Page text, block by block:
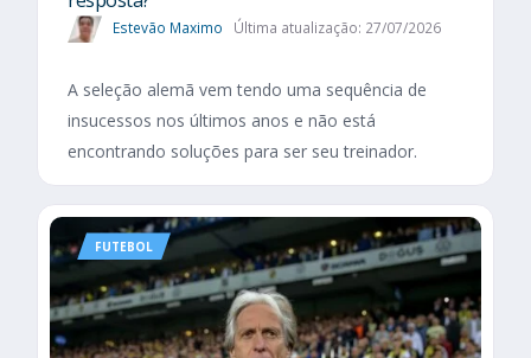
Estevão Maximo Última atualização: 27/07/2026
A seleção alemã vem tendo uma sequência de
insucessos nos últimos anos e não está
encontrando soluções para ser seu treinador.
FUTEBOL